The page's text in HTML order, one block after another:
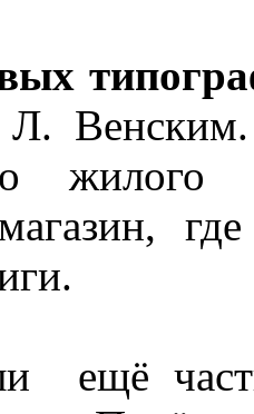
Венским.
ещё